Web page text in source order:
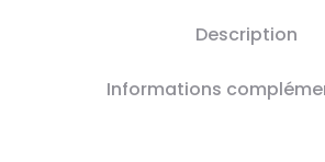
Description
Informations